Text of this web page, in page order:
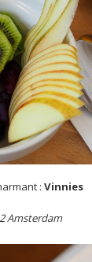
: Vinnies
Amsterdam